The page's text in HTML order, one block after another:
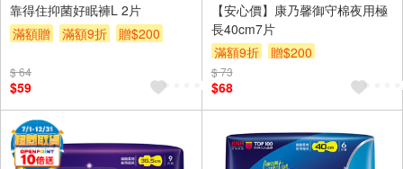
靠得住抑菌好眠褲L 2片
滿額贈
滿額9折 贈$200
$ 64
$59
【安心價】康乃馨御守棉夜用極
長40cm7片
滿額9折
贈$200
$ 73
$68